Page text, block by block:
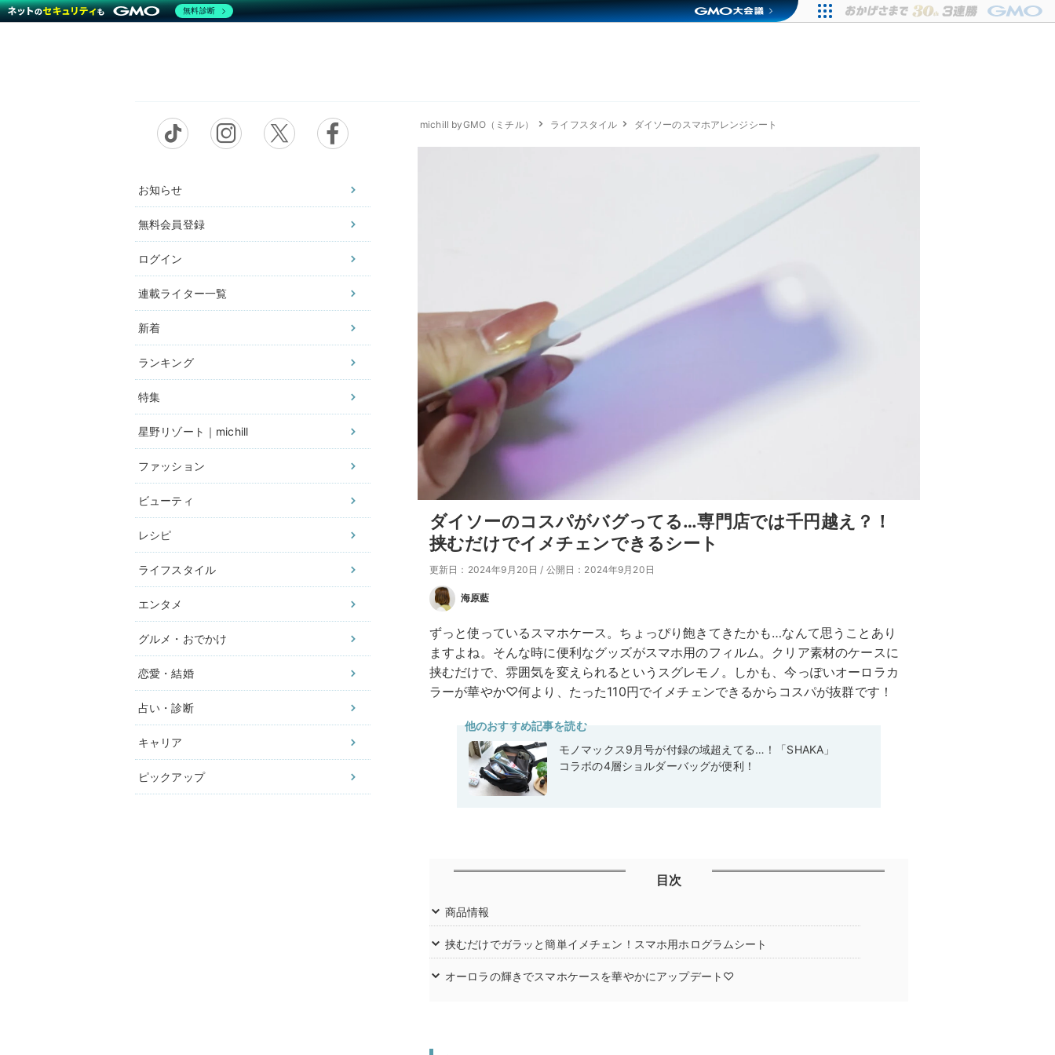
お知らせ
無料会員登録
ログイン
連載ライター一覧
新着
ランキング
特集
星野リゾート｜michill
ファッション
ビューティ
レシピ
ライフスタイル
エンタメ
グルメ・おでかけ
恋愛・結婚
占い・診断
キャリア
ピックアップ
michill byGMO（ミチル） ライフスタイル ダイソーのスマホアレンジシート
ダイソーのコスパがバグってる…専門店では千円越え？！
挟むだけでイメチェンできるシート
更新日：2024年9月20日 / 公開日：2024年9月20日
海原藍
ずっと使っているスマホケース。ちょっぴり飽きてきたかも…なんて思うことあり
ますよね。そんな時に便利なグッズがスマホ用のフィルム。クリア素材のケースに
挟むだけで、雰囲気を変えられるというスグレモノ。しかも、今っぽいオーロラカ
ラーが華やか♡何より、たった110円でイメチェンできるからコスパが抜群です！
他のおすすめ記事を読む
モノマックス9月号が付録の域超えてる…！「SHAKA」
コラボの4層ショルダーバッグが便利！
目次
商品情報
挟むだけでガラッと簡単イメチェン！スマホ用ホログラムシート
オーロラの輝きでスマホケースを華やかにアップデート♡
無料診断